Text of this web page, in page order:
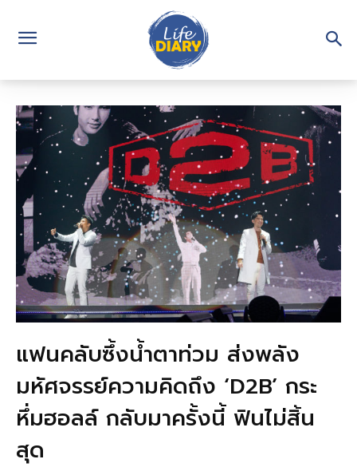
แฟนคลับซึ้งน้ำตาท่วม ส่งพลัง
มหัศจรรย์ความคิดถึง ‘D2B’ กระ
หึ่มฮอลล์ กลับมาครั้งนี้ ฟินไม่สิ้น
สุด